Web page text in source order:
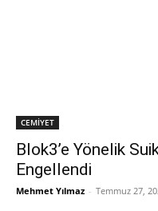
CEMİYET
Blok3’e Yönelik
Engellendi
Mehmet Yılmaz - Temmuz 27,